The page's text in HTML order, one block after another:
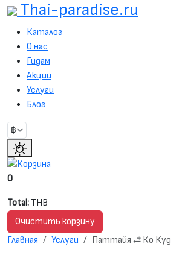
Thai-paradise.ru
Каталог
О нас
Гидам
Акции
Услуги
Блог
0
Total: THB
Очистить корзину
Главная
Услуги Паттайя ⥄ Ко Куд